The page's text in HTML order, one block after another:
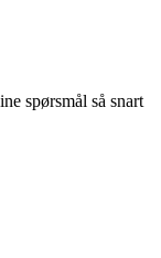
spørsmål så snart